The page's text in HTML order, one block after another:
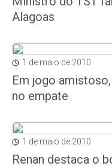
Alagoas
1 de maio de 2010
Em jogo
no empate
1 de maio de 2010
Renan destaca o